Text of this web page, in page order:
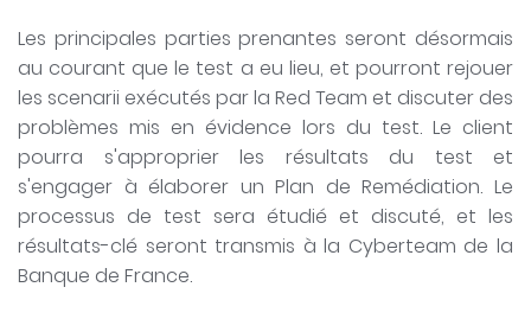
Les principales parties prenantes seront désormais
au courant que le test a eu lieu, et pourront rejouer
les scenarii exécutés par la Red Team et discuter des
problèmes mis en évidence lors du test. Le client
pourra s'approprier les résultats du test et
s'engager à élaborer un Plan de Remédiation. Le
processus de test sera étudié et discuté, et les
résultats-clé seront transmis à la Cyberteam de la
Banque de France.